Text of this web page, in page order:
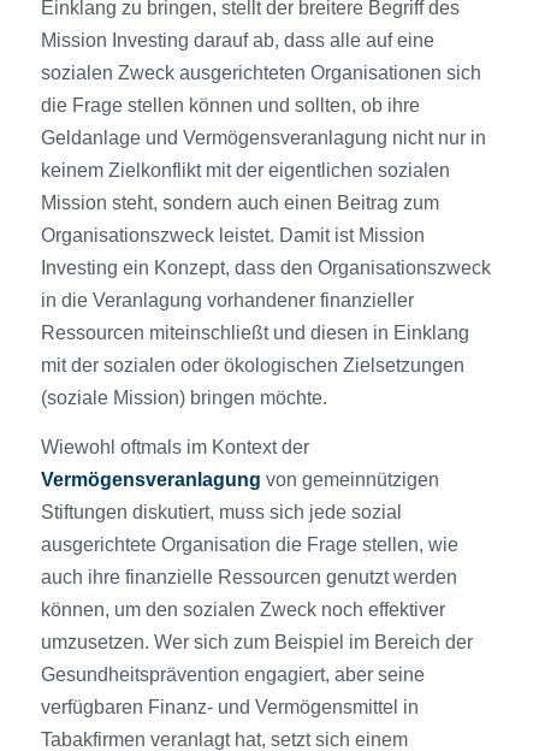
Einklang zu bringen, stellt der breitere Begriff des
Mission Investing darauf ab, dass alle auf eine
sozialen Zweck ausgerichteten Organisationen sich
die Frage stellen können und sollten, ob ihre
Geldanlage und Vermögensveranlagung nicht nur in
keinem Zielkonflikt mit der eigentlichen sozialen
Mission steht, sondern auch einen Beitrag zum
Organisationszweck leistet. Damit ist Mission
Investing ein Konzept, dass den Organisationszweck
in die Veranlagung vorhandener finanzieller
Ressourcen miteinschließt und diesen in Einklang
mit der sozialen oder ökologischen Zielsetzungen
(soziale Mission) bringen möchte.
Wiewohl oftmals im Kontext der
Vermögensveranlagung von gemeinnützigen
Stiftungen diskutiert, muss sich jede sozial
ausgerichtete Organisation die Frage stellen, wie
auch ihre finanzielle Ressourcen genutzt werden
können, um den sozialen Zweck noch effektiver
umzusetzen. Wer sich zum Beispiel im Bereich der
Gesundheitsprävention engagiert, aber seine
verfügbaren Finanz- und Vermögensmittel in
Tabakfirmen veranlagt hat, setzt sich einem